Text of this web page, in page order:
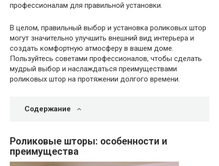
профессионалам для правильной установки.
В целом, правильный выбор и установка роликовых штор
могут значительно улучшить внешний вид интерьера и
создать комфортную атмосферу в вашем доме.
Пользуйтесь советами профессионалов, чтобы сделать
мудрый выбор и наслаждаться преимуществами
роликовых штор на протяжении долгого времени.
Содержание
Роликовые шторы: особенности и
преимущества